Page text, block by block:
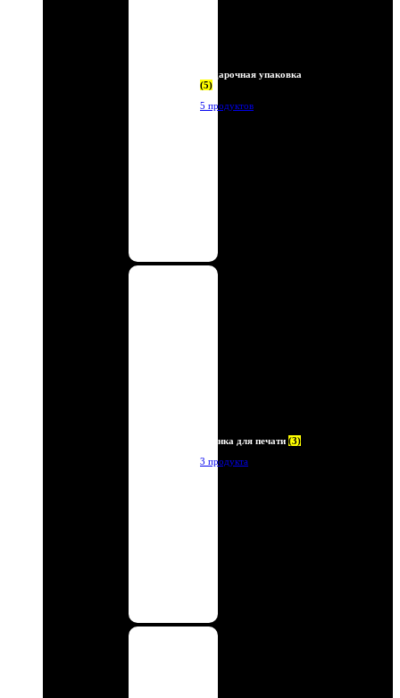
Подарочная упаковка
(5)
5 продуктов
Пленка для печати (3)
3 продукта